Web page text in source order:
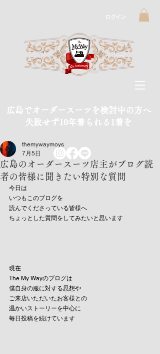
ログイン
広島でオーダースーツを検討中の方へ
​失敗せず10年着られる1着を
広島のオーダースーツ店主がブログ読
者の皆様に聞きたい特別な質問
themywaymoys
7月5日
今日は
いつもこのブログを
読んでくださっている皆様へ
ちょっとした質問をしてみたいと思います
現在
The My Wayのブログは
僕自身の服に対する思想や
ご来店いただいたお客様との
温かいストーリーを中心に
毎日投稿を続けています